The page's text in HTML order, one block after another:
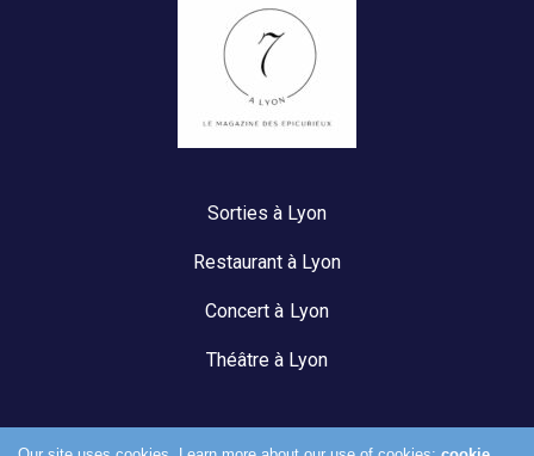
Sorties à Lyon
Restaurant à Lyon
Concert à Lyon
Théâtre à Lyon